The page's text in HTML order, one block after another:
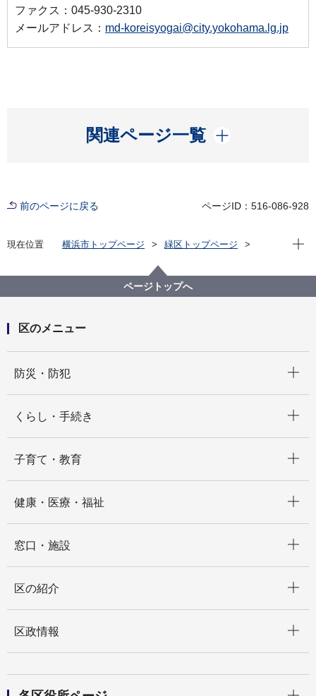
ファクス：045-930-2310
メールアドレス： md-koreisyogai@city.yokohama.lg.jp
関連ページ一覧
開く
前のページに戻る ページID：516-086-928
現在位置 横浜市トップページ
緑区トップページ
地域包括ケアに向けた取組
令和５年度 緑区地区別暮らしのデータ集
現在
ページトップへ
区のメニュー
防災・防犯
くらし・手続き
子育て・教育
健康・医療・福祉
窓口・施設
区の紹介
区政情報